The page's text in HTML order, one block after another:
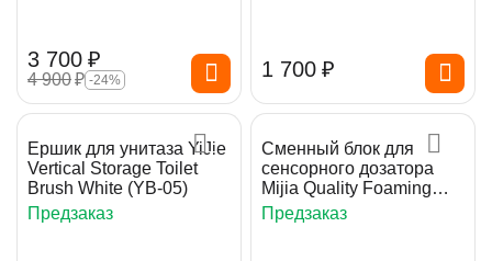
3 700 ₽
4 900₽ -24% 1 700 ₽
Ершик для унитаза YiJie
Vertical Storage Toilet
Brush White (YB-05)
Предзаказ
Сменный блок для
сенсорного дозатора
Mijia Quality Foaming
(420 мл)
Предзаказ